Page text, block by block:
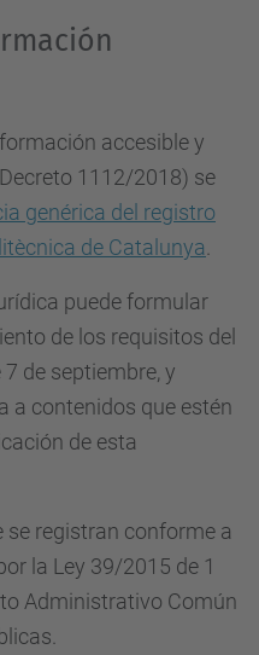
accesible y
1112/2018) se
genérica del registro
de Catalunya
puede formular
de los requisitos del
de septiembre, y
a contenidos que estén
de esta
se registran conforme a
la Ley 39/2015 de 1
Administrativo Común